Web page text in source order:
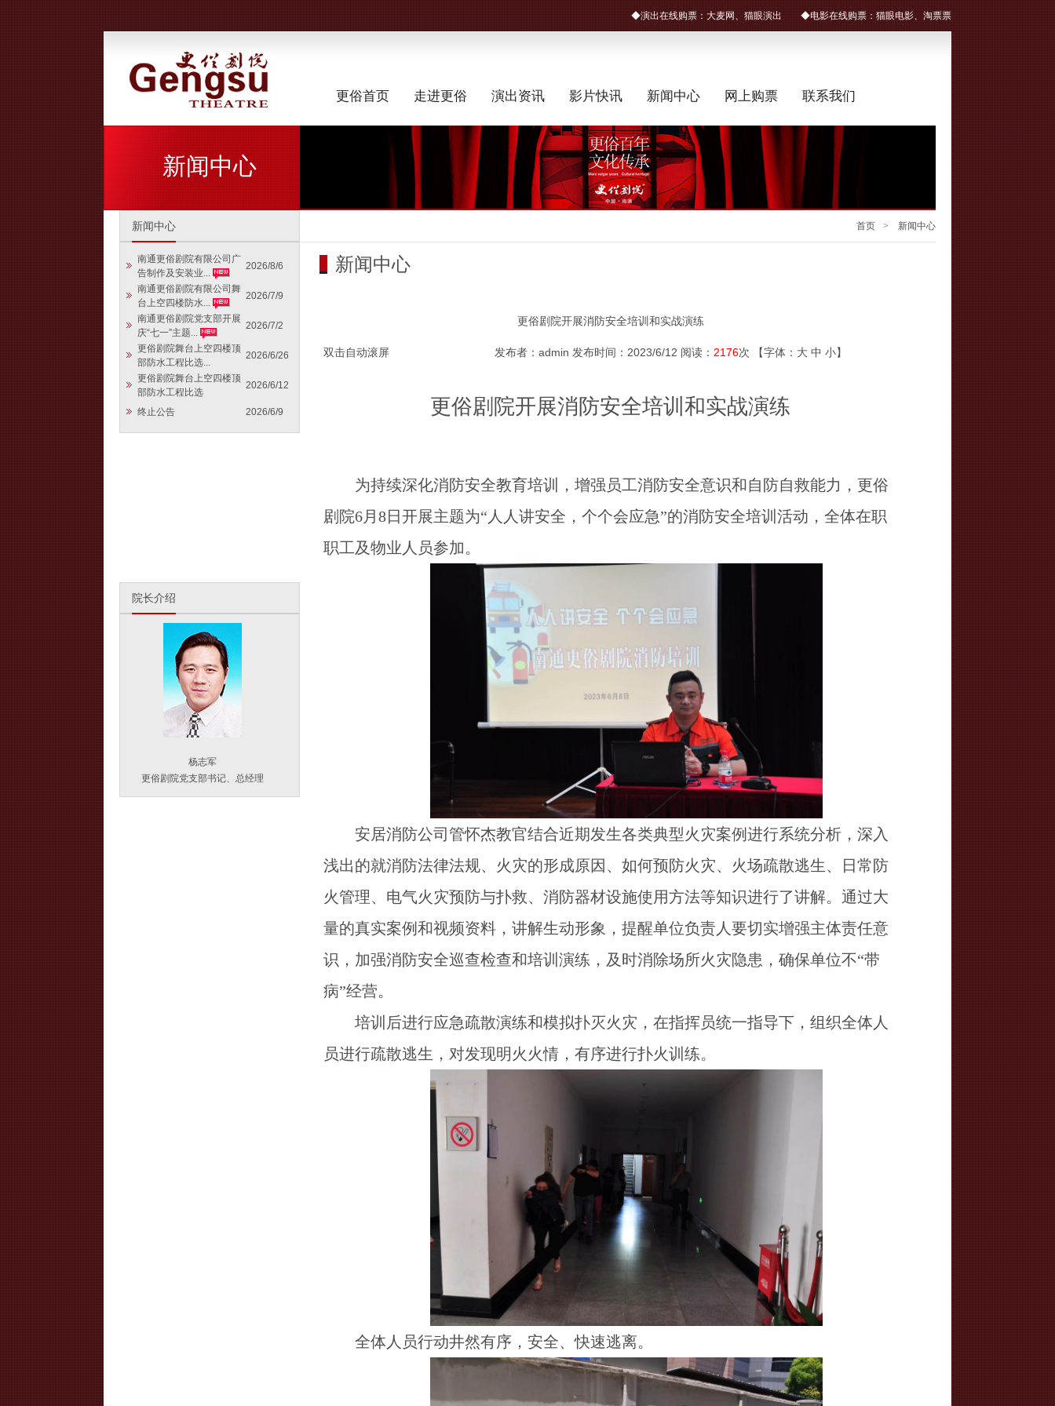
◆演出在线购票：大麦网、猫眼演出◆电影在线购票：猫眼电影、淘票票
更俗首页 走进更俗 演出资讯 影片快讯 新闻中心 网上购票 联系我们
新闻中心
新闻中心
南通更俗剧院有限公司广
告制作及安装业...
2026/8/6
南通更俗剧院有限公司舞
台上空四楼防水...
2026/7/9
南通更俗剧院党支部开展
庆“七一”主题...
2026/7/2
更俗剧院舞台上空四楼顶
部防水工程比选...
2026/6/26
更俗剧院舞台上空四楼顶
部防水工程比选
2026/6/12
终止公告 2026/6/9
院长介绍
杨志军
更俗剧院党支部书记、总经理
首页 > 新闻中心
新闻中心
更俗剧院开展消防安全培训和实战演练
双击自动滚屏 发布者：admin 发布时间：2023/6/12 阅读： 2176次 【字体： 大 中 小】
更俗剧院开展消防安全培训和实战演练
为持续深化消防安全教育培训，增强员工消防安全意识和自防自救能力，更俗
剧院6月8日开展主题为“人人讲安全，个个会应急”的消防安全培训活动，全体在职
职工及物业人员参加。
安居消防公司管怀杰教官结合近期发生各类典型火灾案例进行系统分析，深入
浅出的就消防法律法规、火灾的形成原因、如何预防火灾、火场疏散逃生、日常防
火管理、电气火灾预防与扑救、消防器材设施使用方法等知识进行了讲解。通过大
量的真实案例和视频资料，讲解生动形象，提醒单位负责人要切实增强主体责任意
识，加强消防安全巡查检查和培训演练，及时消除场所火灾隐患，确保单位不“带
病”经营。
培训后进行应急疏散演练和模拟扑灭火灾，在指挥员统一指导下，组织全体人
员进行疏散逃生，对发现明火火情，有序进行扑火训练。
全体人员行动井然有序，安全、快速逃离。